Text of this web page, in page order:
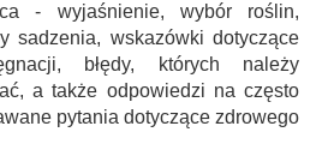
- wyjaśnienie, wybór roślin,
sadzenia, wskazówki dotyczące
błędy, których należy
a także odpowiedzi na często
pytania dotyczące zdrowego